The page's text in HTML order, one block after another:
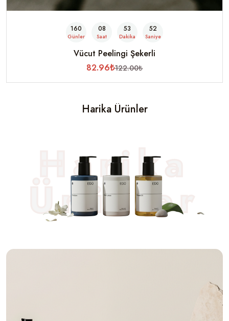
160
Günler
08
Saat
53
Dakika
49
Saniye
Vücut Peelingi Şekerli
82.96₺122.00₺
Harika Ürünler
Harika
Ürünler